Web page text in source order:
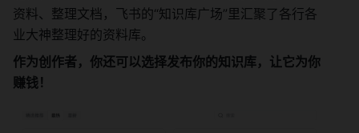
资料、整理文档，飞书的“知识库广场”里汇聚了各行各
业大神整理好的资料库。
作为创作者，你还可以选择发布你的知识库，让它为你
赚钱！